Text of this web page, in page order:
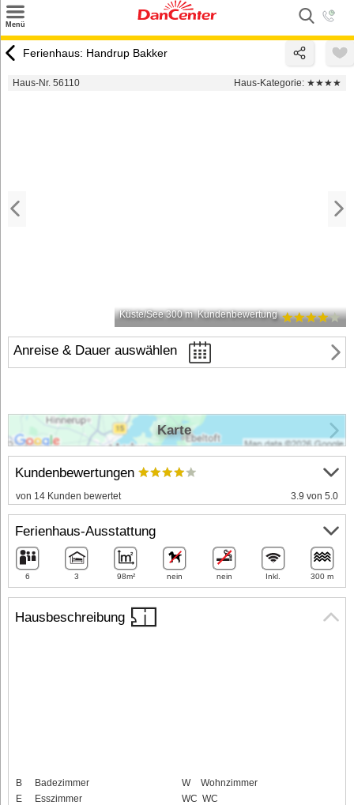
Menü
Urlaubsziele
Ferienhaus: Handrup Bakker
Haus-Nr. 56110 Haus-Kategorie: ★★★★
Küste/See 300 m Kundenbewertung
Anreise & Dauer auswählen
Hausbeschreibung
B
Badezimmer
E
Esszimmer
W
Wohnzimmer
WC WC
Kundenbewertungen
von 14 Kunden bewertet 3.9 von 5.0
Ferienhaus-Ausstattung
6 3 98m² nein nein Inkl. 300 m
Karte